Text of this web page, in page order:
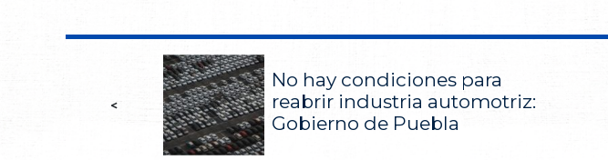
<
No hay condiciones para
reabrir industria automotriz:
Gobierno de Puebla